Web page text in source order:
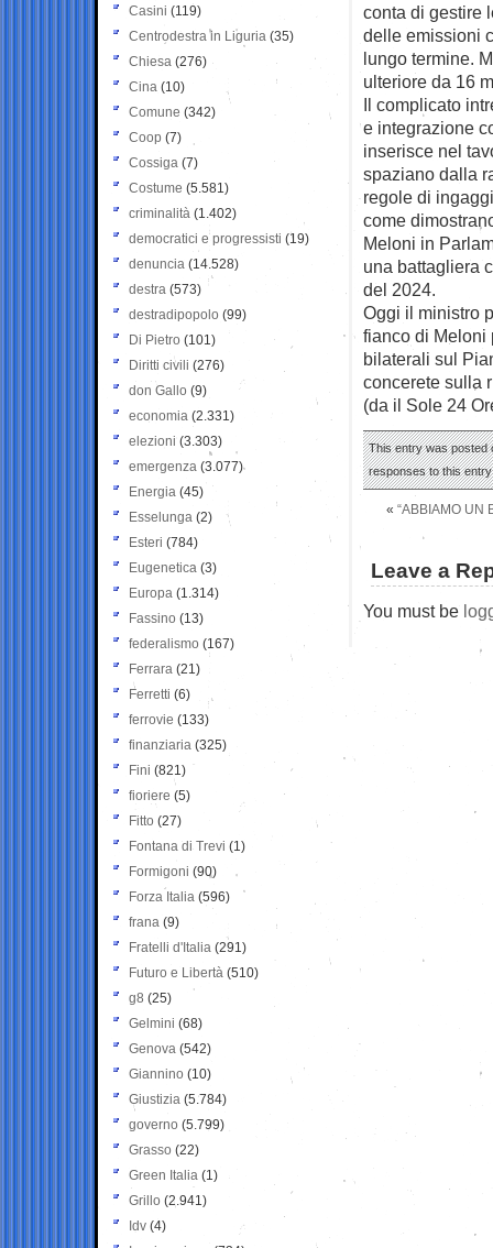
conta di gestire
delle emissioni
lungo termine.
ulteriore da 16
Il complicato
e integrazione
inserisce nel
spaziano dalla
regole di
come
Meloni in
una battagliera
del 2024.
Oggi il ministro
fianco di Meloni
bilaterali sul
concerete sulla
(da il Sole 24
This entry was posted
responses to this
« “ABBIAMO UN
Leave a
You must be
Casini (119)
Centrodestra in Liguria (35)
Chiesa (276)
Cina (10)
Comune (342)
Coop (7)
Cossiga (7)
Costume (5.581)
criminalità (1.402)
democratici e progressisti (19)
denuncia (14.528)
destra (573)
destradipopolo (99)
Di Pietro (101)
Diritti civili (276)
don Gallo (9)
economia (2.331)
elezioni (3.303)
emergenza (3.077)
Energia (45)
Esselunga (2)
Esteri (784)
Eugenetica (3)
Europa (1.314)
Fassino (13)
federalismo (167)
Ferrara (21)
Ferretti (6)
ferrovie (133)
finanziaria (325)
Fini (821)
fioriere (5)
Fitto (27)
Fontana di Trevi (1)
Formigoni (90)
Forza Italia (596)
frana (9)
Fratelli d'Italia (291)
Futuro e Libertà (510)
g8 (25)
Gelmini (68)
Genova (542)
Giannino (10)
Giustizia (5.784)
governo (5.799)
Grasso (22)
Green Italia (1)
Grillo (2.941)
Idv (4)